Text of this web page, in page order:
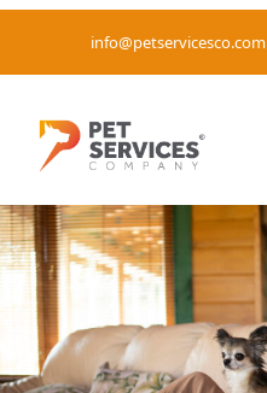
contenido
info@petservicesco.com